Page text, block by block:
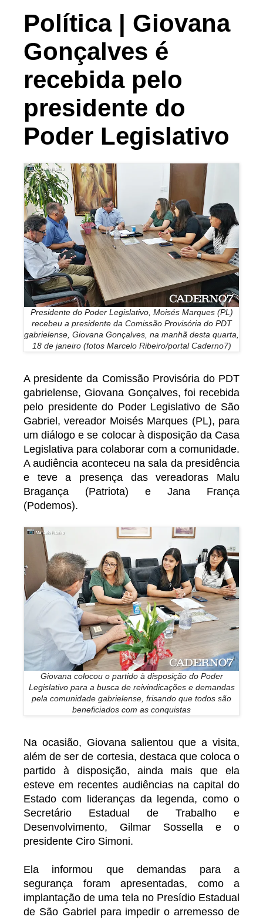
Política | Giovana
Gonçalves é
recebida pelo
presidente do
Poder Legislativo
Presidente do Poder Legislativo, Moisés Marques (PL)
recebeu a presidente da Comissão Provisória do PDT
gabrielense, Giovana Gonçalves, na manhã desta quarta,
18 de janeiro (fotos Marcelo Ribeiro/portal Caderno7)
A presidente da Comissão Provisória do PDT
gabrielense, Giovana Gonçalves, foi recebida
pelo presidente do Poder Legislativo de São
Gabriel, vereador Moisés Marques (PL), para
um diálogo e se colocar à disposição da Casa
Legislativa para colaborar com a comunidade.
A audiência aconteceu na sala da presidência
e teve a presença das vereadoras Malu
Bragança (Patriota) e Jana França
(Podemos).
Giovana colocou o partido à disposição do Poder
Legislativo para a busca de reivindicações e demandas
pela comunidade gabrielense, frisando que todos são
beneficiados com as conquistas
Na ocasião, Giovana salientou que a visita,
além de ser de cortesia, destaca que coloca o
partido à disposição, ainda mais que ela
esteve em recentes audiências na capital do
Estado com lideranças da legenda, como o
Secretário Estadual de Trabalho e
Desenvolvimento, Gilmar Sossella e o
presidente Ciro Simoni.
Ela informou que demandas para a
segurança foram apresentadas, como a
implantação de uma tela no Presídio Estadual
de São Gabriel para impedir o arremesso de